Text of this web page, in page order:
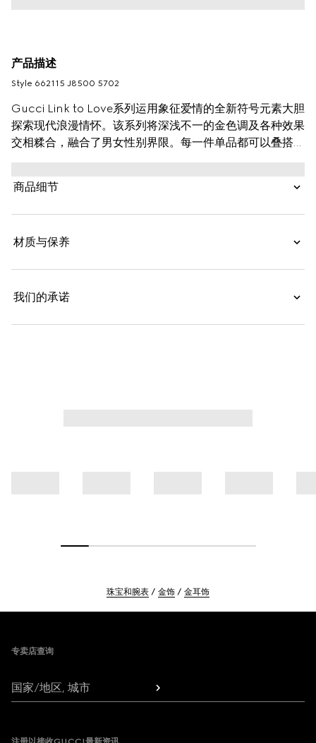
产品描述
Style ‎662115 J8500 5702
Gucci Link to Love系列运用象征爱情的全新符号元素大胆
探索现代浪漫情怀。该系列将深浅不一的金色调及各种效果
交相糅合，融合了男女性别界限。每一件单品都可以叠搭其
商品细节
材质与保养
我们的承诺
珠宝和腕表 金饰 金耳饰
专卖店查询
国家/地区, 城市